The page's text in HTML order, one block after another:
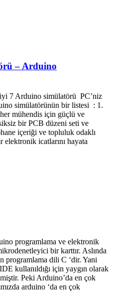
– Arduino
7 Arduino simülatörü PC’niz
simülatörünün bir listesi : 1.
mühendis için güçlü ve
bir PCB düzeni seti ve
içeriği ve topluluk odaklı
elektronik icatlarını hayata
programlama ve elektronik
bir karttır. Aslında
programlama dili C ‘dir. Yani
kullanıldığı için yaygın olarak
Peki Arduino’da en çok
arduino ‘da en çok